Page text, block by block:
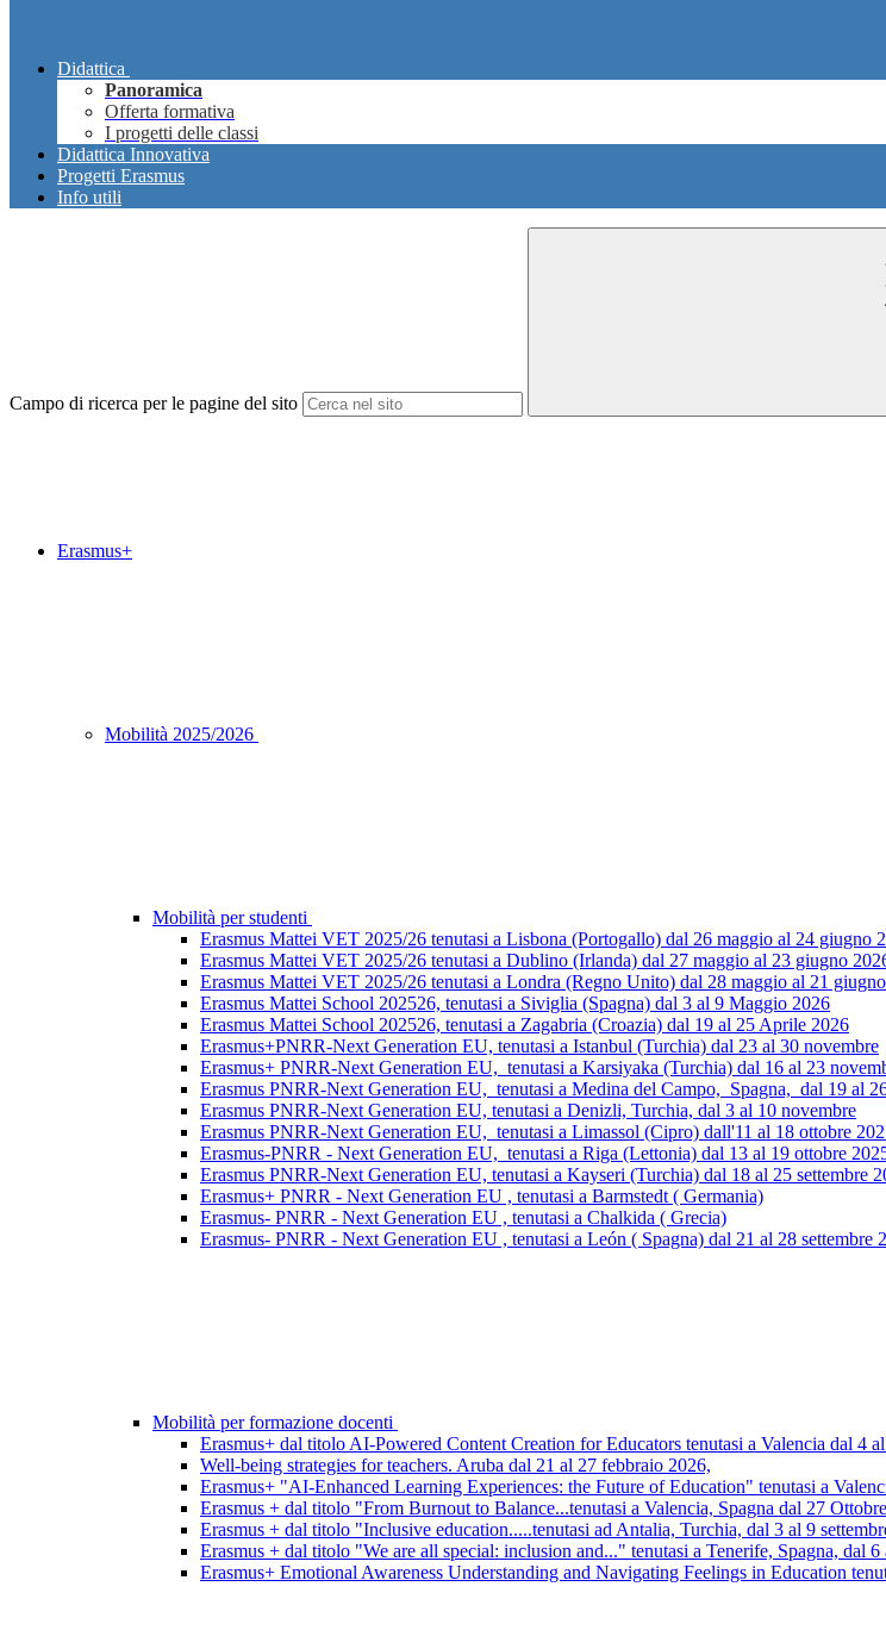
Didattica
Panoramica
Offerta formativa
I progetti delle classi
Didattica Innovativa
Progetti Erasmus
Info utili
Campo di ricerca per le pagine del sito
Erasmus+
Mobilità 2025/2026
Mobilità per studenti
Erasmus Mattei VET 2025/26 tenutasi a Lisbona (Portogallo) dal 26 maggio al 24 giugno
Erasmus Mattei VET 2025/26 tenutasi a Dublino (Irlanda) dal 27 maggio al 23 giugno
Erasmus Mattei VET 2025/26 tenutasi a Londra (Regno Unito) dal 28 maggio al 21 giugno
Erasmus Mattei School 202526, tenutasi a Siviglia (Spagna) dal 3 al 9 Maggio 2026
Erasmus Mattei School 202526, tenutasi a Zagabria (Croazia) dal 19 al 25 Aprile 2026
Erasmus+PNRR-Next Generation EU, tenutasi a Istanbul (Turchia) dal 23 al 30 novembre
Erasmus+ PNRR-Next Generation EU, tenutasi a Karsiyaka (Turchia) dal 16 al 23
Erasmus PNRR-Next Generation EU, tenutasi a Medina del Campo, Spagna, dal 19 al
Erasmus PNRR-Next Generation EU, tenutasi a Denizli, Turchia, dal 3 al 10 novembre
Erasmus PNRR-Next Generation EU, tenutasi a Limassol (Cipro) dall'11 al 18 ottobre
Erasmus-PNRR - Next Generation EU, tenutasi a Riga (Lettonia) dal 13 al 19 ottobre
Erasmus PNRR-Next Generation EU, tenutasi a Kayseri (Turchia) dal 18 al 25 settembre
Erasmus+ PNRR - Next Generation EU , tenutasi a Barmstedt ( Germania)
Erasmus- PNRR - Next Generation EU , tenutasi a Chalkida ( Grecia)
Erasmus- PNRR - Next Generation EU , tenutasi a León ( Spagna) dal 21 al 28 settembre
Mobilità per formazione docenti
Erasmus+ dal titolo AI-Powered Content Creation for Educators tenutasi a Valencia dal 4
Well-being strategies for teachers. Aruba dal 21 al 27 febbraio 2026,
Erasmus+ "AI-Enhanced Learning Experiences: the Future of Education" tenutasi a
Erasmus + dal titolo "From Burnout to Balance...tenutasi a Valencia, Spagna dal 27
Erasmus + dal titolo "Inclusive education.....tenutasi ad Antalia, Turchia, dal 3 al 9
Erasmus + dal titolo "We are all special: inclusion and..." tenutasi a Tenerife, Spagna, dal
Erasmus+ Emotional Awareness Understanding and Navigating Feelings in Education